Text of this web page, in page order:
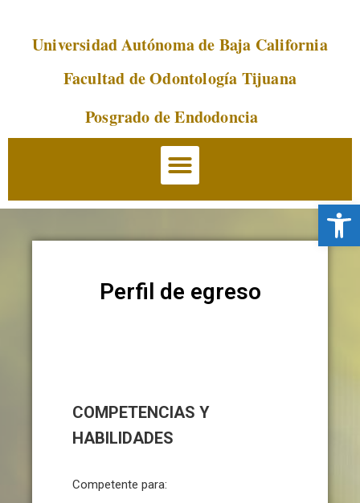
Abrir
SaltarUniversidad Autónoma de Baja California
Facultad de Odontología Tijuana
Posgrado de Endodoncia
Perfil de egreso
COMPETENCIAS Y
HABILIDADES
Competente para: